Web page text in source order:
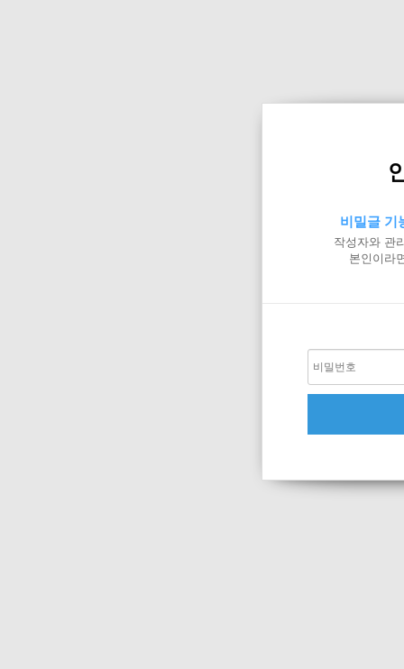
비밀글 기
작성자와 관
본인이라